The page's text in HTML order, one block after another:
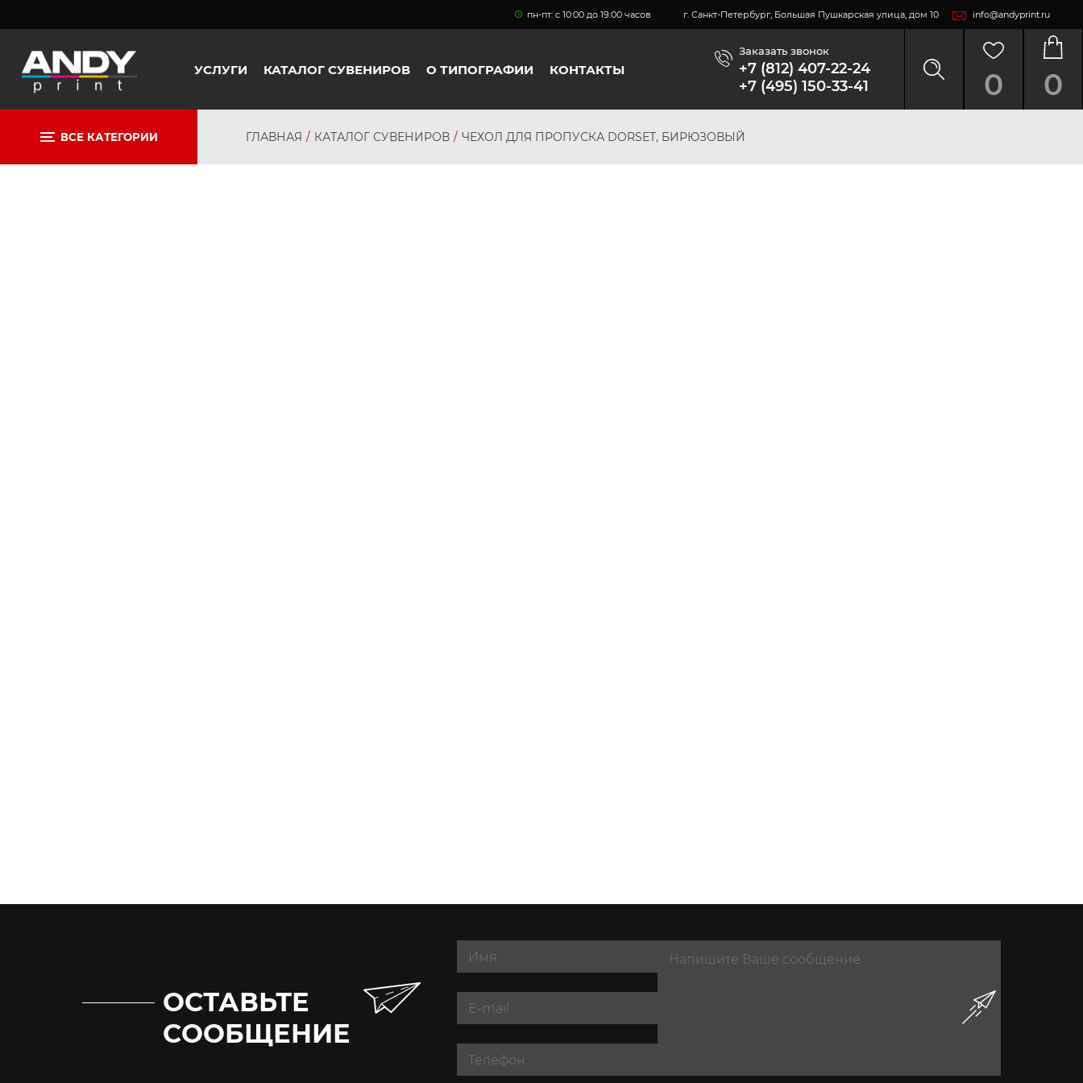
пн-пт: с 10:00 до 19:00 часов г. Санкт-Петербург, Большая Пушкарская улица, дом 10 info@andyprint.ru
УСЛУГИ КАТАЛОГ СУВЕНИРОВ О ТИПОГРАФИИ КОНТАКТЫ
Заказать звонок
+7 (812) 407-22-24
+7 (495) 150-33-41
0 0
ВСЕ КАТЕГОРИИ ГЛАВНАЯ КАТАЛОГ СУВЕНИРОВ ЧЕХОЛ ДЛЯ ПРОПУСКА DORSET, БИРЮЗОВЫЙ
ОСТАВЬТЕ
СООБЩЕНИЕ